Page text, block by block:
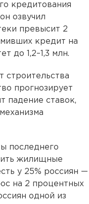
кредитования
озвучил
превысит 2
кредит на
до 1,2–1,3 млн.
прогнозирует
падение ставок,
последнего
жилищные
у 25% россиян —
на 2 процентных
одной из